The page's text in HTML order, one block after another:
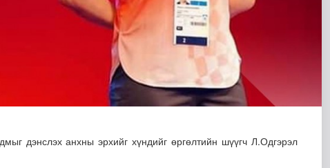
дэнслэх анхны эрхийг хүндийг өргөлтийн шүүгч Л.Одгэрэл